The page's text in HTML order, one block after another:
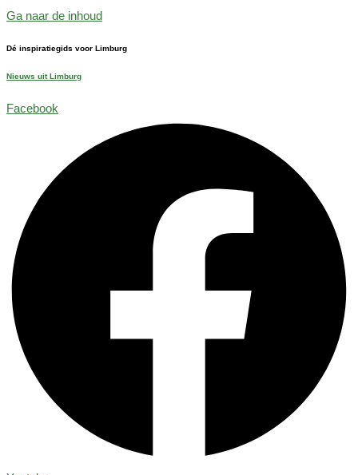
Ga naar de inhoud
Dé inspiratiegids voor Limburg
Nieuws uit Limburg
Facebook